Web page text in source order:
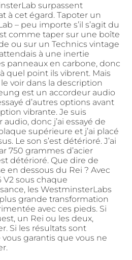
surpassent
à cet égard. Tapoter un
– peu importe s’il s’agit du
comme taper sur une boîte
ou sur un Technics vintage
à une inertie
panneaux en carbone, donc
quel point ils vibrent. Mais
voir dans la description
est un accordeur audio
d’autres options avant
vibrante. Je suis
donc j’ai essayé de
supérieure et j’ai placé
Le son s’est détérioré. J’ai
750 grammes d’acier
détérioré. Que dire de
en dessous du Rei ? Avec
V2 sous chaque
les WestminsterLabs
grande transformation
avec ces pieds. Si
un Rei ou les deux,
Si les résultats sont
garantis que vous ne